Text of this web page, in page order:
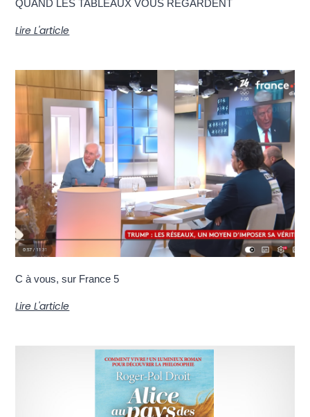
QUAND LES TABLEAUX VOUS REGARDENT
Lire L'article
C à vous, sur France 5
Lire L'article